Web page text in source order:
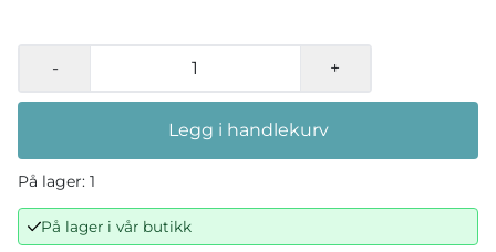
- +
Legg i handlekurv
På lager: 1
På lager i vår butikk